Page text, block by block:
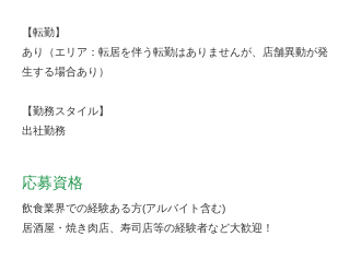
【転勤】
あり（エリア：転居を伴う転勤はありませんが、店舗異動が発
生する場合あり）
【勤務スタイル】
出社勤務
応募資格
飲食業界での経験ある方(アルバイト含む)
居酒屋・焼き肉店、寿司店等の経験者など大歓迎！